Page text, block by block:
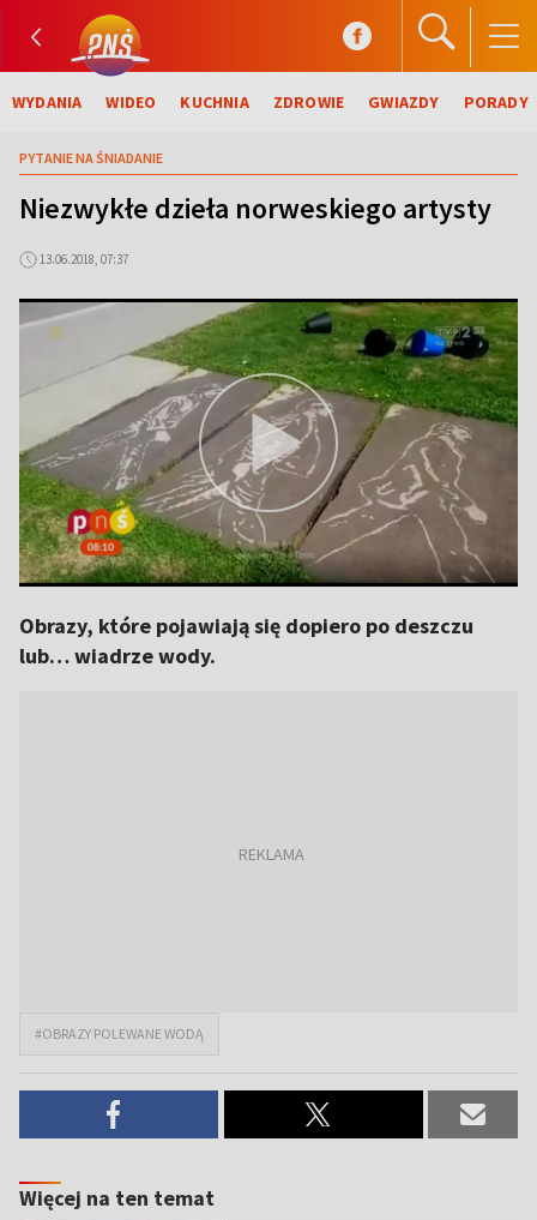
WYDANIA WIDEO KUCHNIA ZDROWIE GWIAZDY PORADY
PYTANIE NA ŚNIADANIE
Niezwykłe dzieła norweskiego artysty
13.06.2018, 07:37
Obrazy, które pojawiają się dopiero po deszczu
lub… wiadrze wody.
#OBRAZY POLEWANE WODĄ
Więcej na ten temat